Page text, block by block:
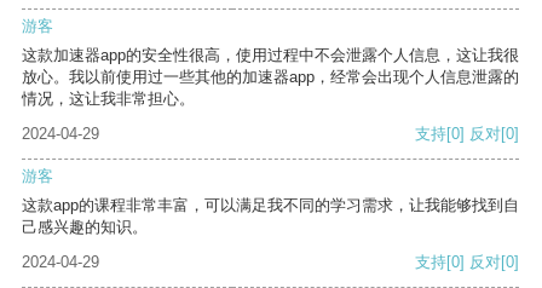
游客
这款加速器app的安全性很高，使用过程中不会泄露个人信息，这让我很
放心。我以前使用过一些其他的加速器app，经常会出现个人信息泄露的
情况，这让我非常担心。
2024-04-29
支持[0] 反对[0]
游客
这款app的课程非常丰富，可以满足我不同的学习需求，让我能够找到自
己感兴趣的知识。
2024-04-29
支持[0] 反对[0]